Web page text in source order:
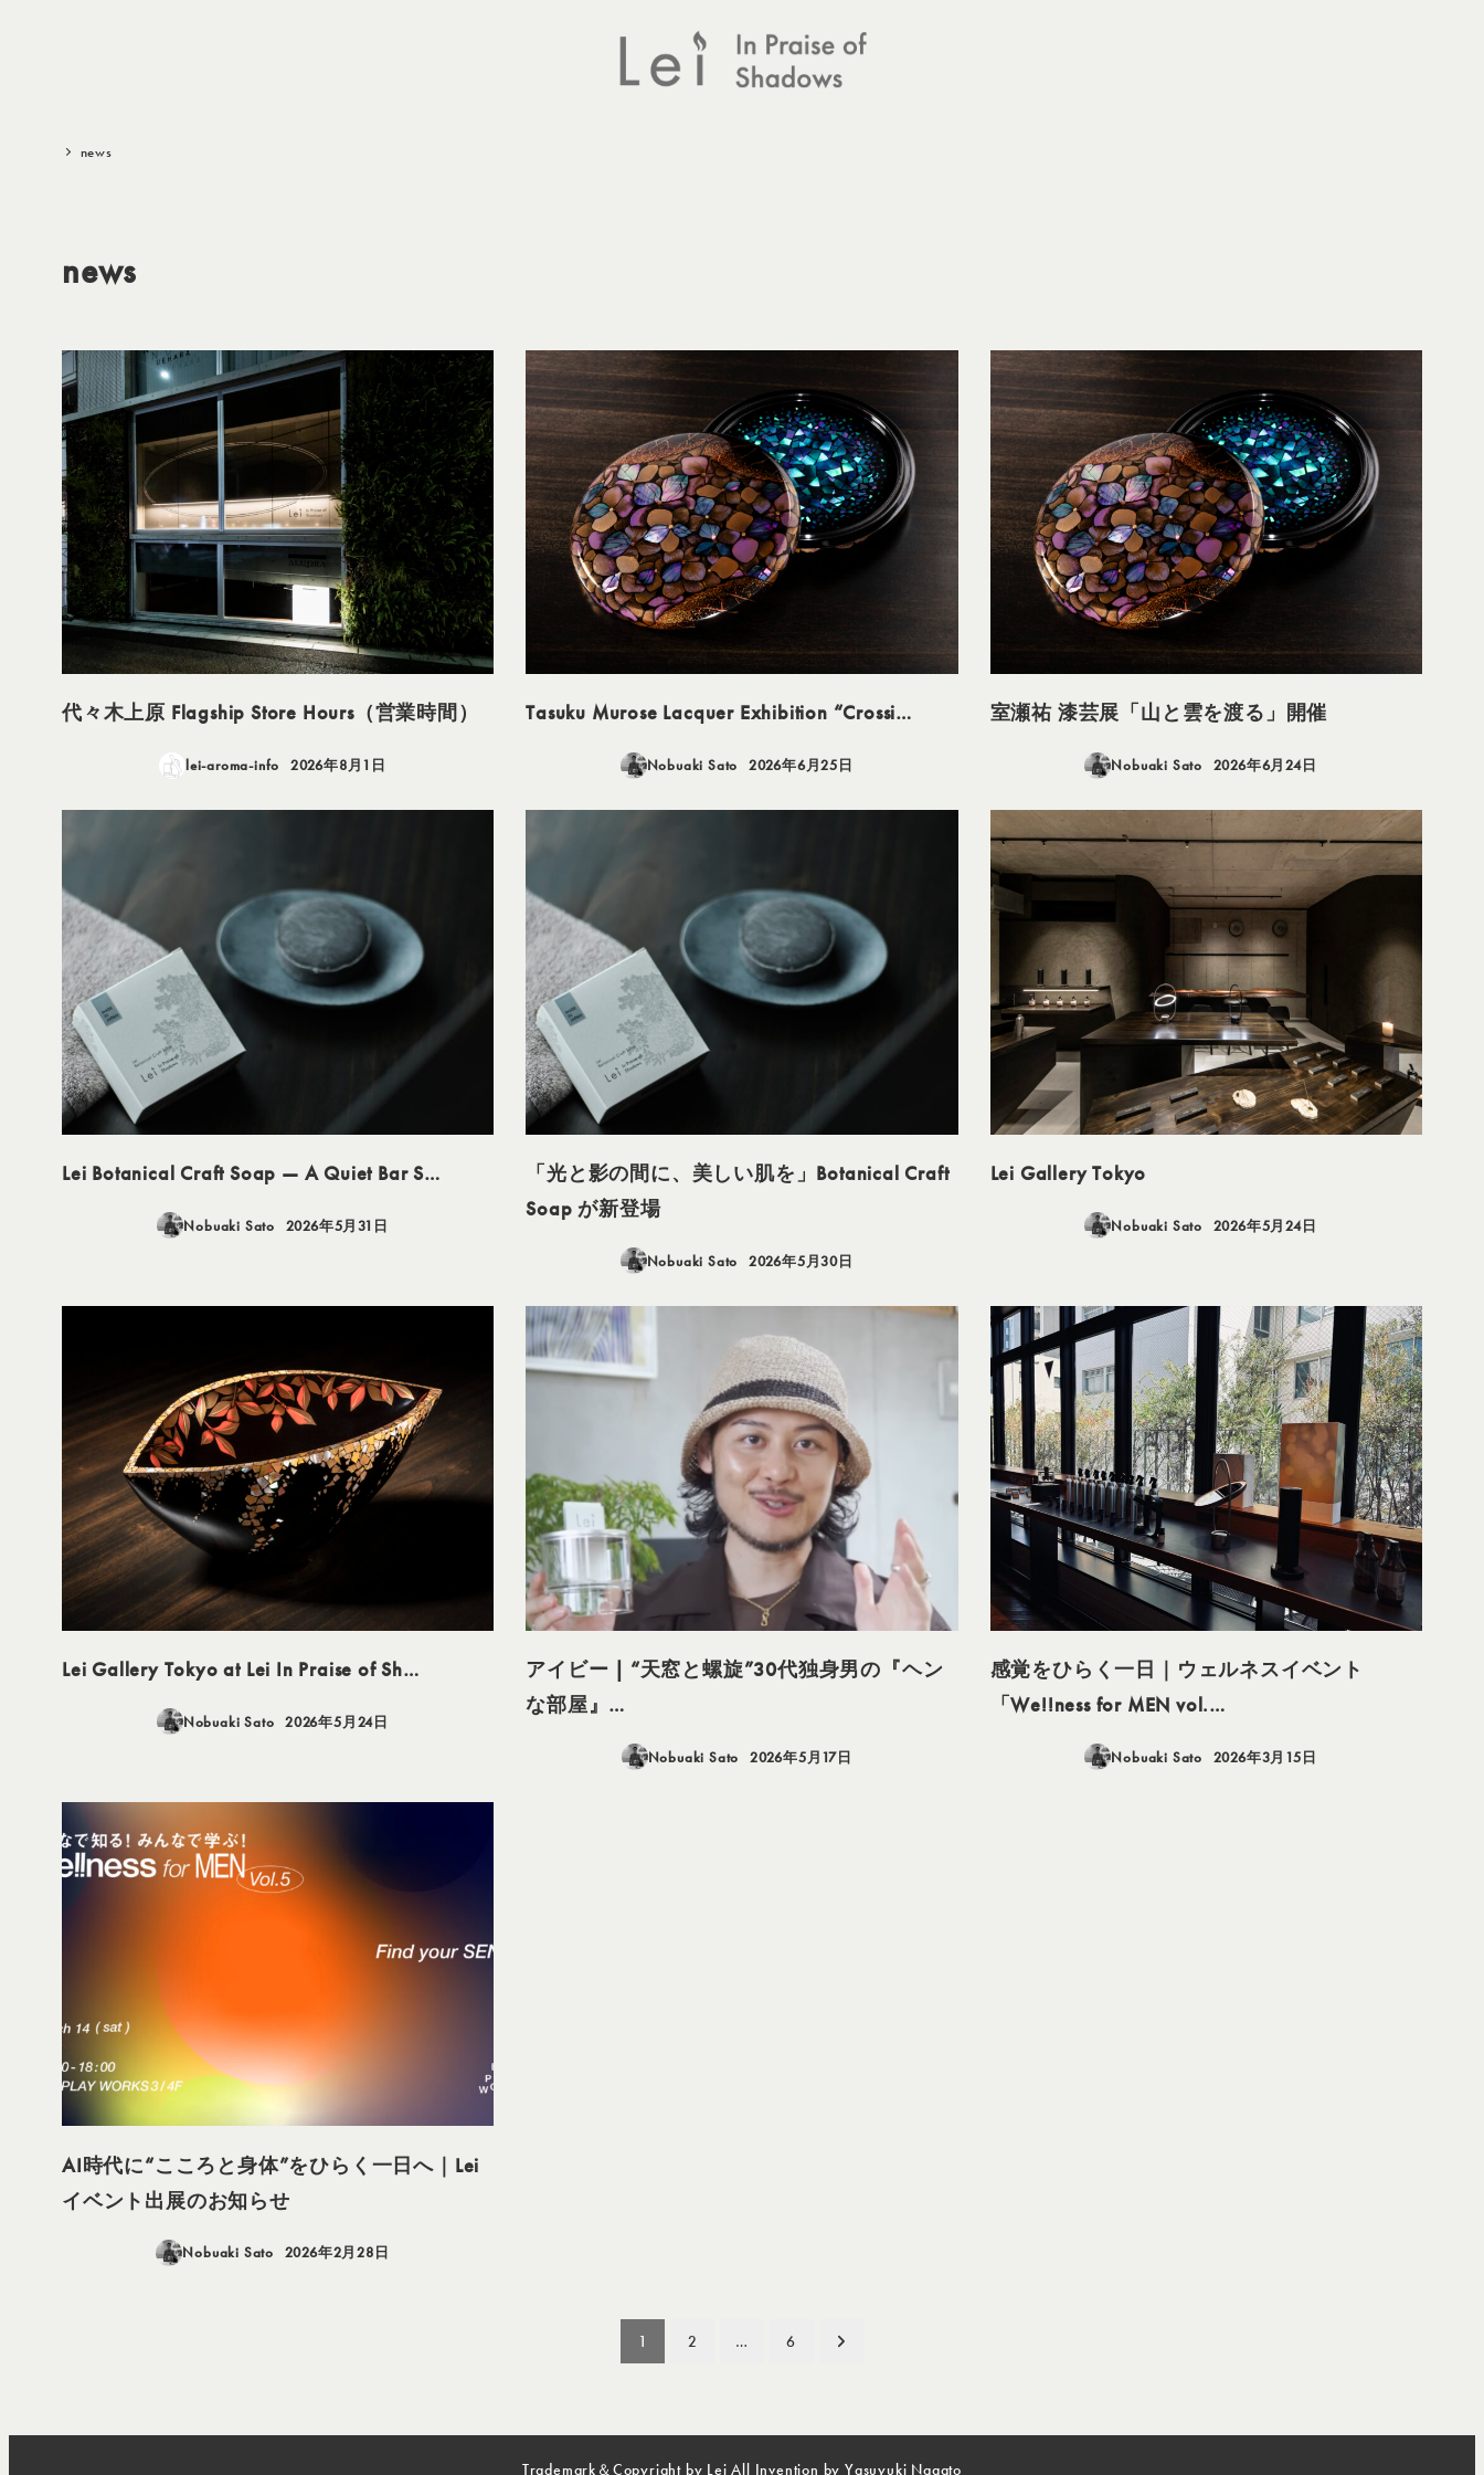
news
news
代々木上原 Flagship Store Hours（営業時間）
lei-aroma-info
投稿日
2026年8月1日
Tasuku Murose Lacquer Exhibition “Crossi…
Nobuaki Sato
投稿日
2026年6月25日
室瀬祐 漆芸展「山と雲を渡る」開催
Nobuaki Sato
投稿日
2026年6月24日
Lei Botanical Craft Soap — A Quiet Bar S…
Nobuaki Sato
投稿日
2026年5月31日
「光と影の間に、美しい肌を」Botanical Craft
Soap が新登場
Nobuaki Sato
投稿日
2026年5月30日
Lei Gallery Tokyo
Nobuaki Sato
投稿日
2026年5月24日
Lei Gallery Tokyo at Lei In Praise of Sh…
Nobuaki Sato
投稿日
2026年5月24日
アイビー | “天窓と螺旋”30代独身男の『ヘン
な部屋』…
Nobuaki Sato
投稿日
2026年5月17日
感覚をひらく一日｜ウェルネスイベント
「We!!ness for MEN vol.…
Nobuaki Sato
投稿日
2026年3月15日
AI時代に“こころと身体”をひらく一日へ｜Lei
イベント出展のお知らせ
Nobuaki Sato
投稿日
2026年2月28日
の
1 2 … 6
Trademark＆Copyright by Lei All Invention by Yasuyuki Nagato